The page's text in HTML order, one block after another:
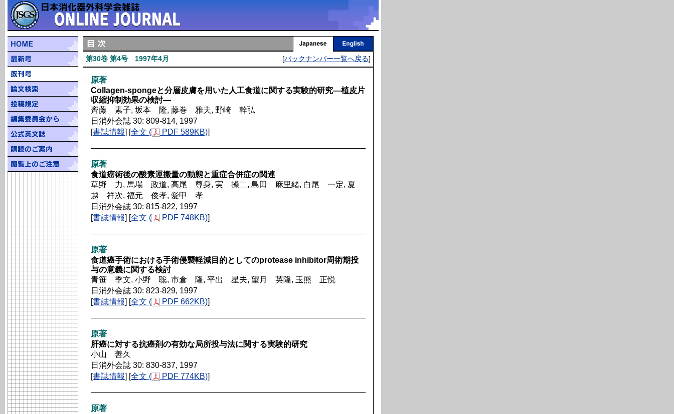
第30巻 第4号 1997年4月 [バックナンバー一覧へ戻る]
原著
Collagen-spongeと分層皮膚を用いた人工食道に関する実験的研究―植皮片
収縮抑制効果の検討―
齊藤 素子, 坂本 隆, 藤巻 雅夫, 野崎 幹弘
日消外会誌 30: 809-814, 1997
[書誌情報] [全文 ( PDF 589KB)]
原著
食道癌術後の酸素運搬量の動態と重症合併症の関連
草野 力, 馬場 政道, 高尾 尊身, 実 操二, 島田 麻里緒, 白尾 一定, 夏
越 祥次, 福元 俊孝, 愛甲 孝
日消外会誌 30: 815-822, 1997
[書誌情報] [全文 ( PDF 748KB)]
原著
食道癌手術における手術侵襲軽減目的としてのprotease inhibitor周術期投
与の意義に関する検討
青笹 季文, 小野 聡, 市倉 隆, 平出 星夫, 望月 英隆, 玉熊 正悦
日消外会誌 30: 823-829, 1997
[書誌情報] [全文 ( PDF 662KB)]
原著
肝癌に対する抗癌剤の有効な局所投与法に関する実験的研究
小山 善久
日消外会誌 30: 830-837, 1997
[書誌情報] [全文 ( PDF 774KB)]
原著